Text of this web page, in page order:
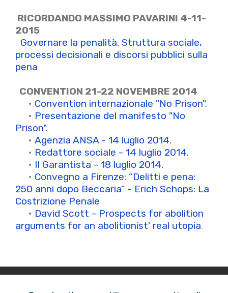
RICORDANDO MASSIMO PAVARINI 4-11-
2015
Governare la penalità. Struttura sociale,
processi decisionali e discorsi pubblici sulla
pena.
CONVENTION 21-22 NOVEMBRE 2014
• Convention internazionale "No Prison".
• Presentazione del manifesto "No
Prison".
• Agenzia ANSA - 14 luglio 2014.
• Redattore sociale - 14 luglio 2014.
• Il Garantista - 18 luglio 2014.
• Convegno a Firenze: “Delitti e pena:
250 anni dopo Beccaria” - Erich Schops: La
Costrizione Penale.
• David Scott - Prospects for abolition
arguments for an abolitionist' real utopia.